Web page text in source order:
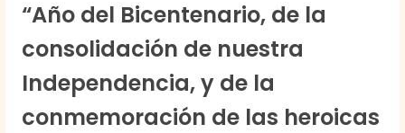
“Año del Bicentenario, de la
consolidación de nuestra
Independencia, y de la
conmemoración de las heroicas